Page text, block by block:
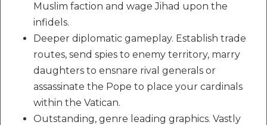
Muslim faction and wage Jihad upon the
infidels.
Deeper diplomatic gameplay. Establish trade
routes, send spies to enemy territory, marry
daughters to ensnare rival generals or
assassinate the Pope to place your cardinals
within the Vatican.
Outstanding, genre leading graphics. Vastly